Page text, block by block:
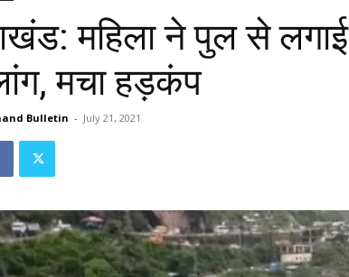
महिला ने पुल से
मचा हड़कंप
Bulletin - July 21, 2021